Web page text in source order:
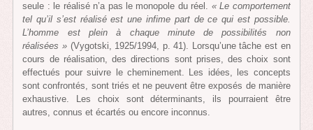
seule : le réalisé n’a pas le monopole du réel. « Le comportement
tel qu’il s’est réalisé est une infime part de ce qui est possible.
L’homme est plein à chaque minute de possibilités non
réalisées » (Vygotski, 1925/1994, p. 41). Lorsqu’une tâche est en
cours de réalisation, des directions sont prises, des choix sont
effectués pour suivre le cheminement. Les idées, les concepts
sont confrontés, sont triés et ne peuvent être exposés de manière
exhaustive. Les choix sont déterminants, ils pourraient être
autres, connus et écartés ou encore inconnus.